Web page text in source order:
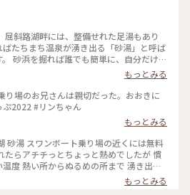
ばたちまち温泉が湧き出る「砂湯」と呼ば
の
持っていませんでし
れたあとに手をつけてみましたら、「本
砂湯の近くには、幻の目
生物「クッシー」の像も優しく見守って
#自分だけの足湯
もっとみる
り場のお兄さんは親切だった。おおきに
🐵💕 #私のことりっぷ2022 #リンちゃん
もっとみる
砂湯 スワンボート乗り場の近くには無料
らアチチっとちょっと熱めでしたが 慣
度 熱い所からぬるめの所まで 湧き出る
って異なるようです 風通しの良い湖畔
特になかったような気がします ドライブ
もっとみる